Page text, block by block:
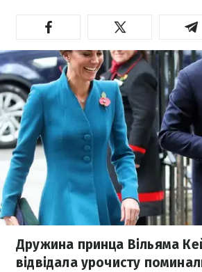
Дружина принца Вільяма
відвідала урочисту